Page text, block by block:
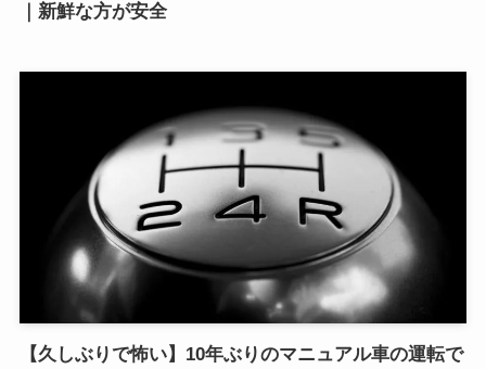
｜新鮮な方が安全
【久しぶりで怖い】10年ぶりのマニュアル車の運転で